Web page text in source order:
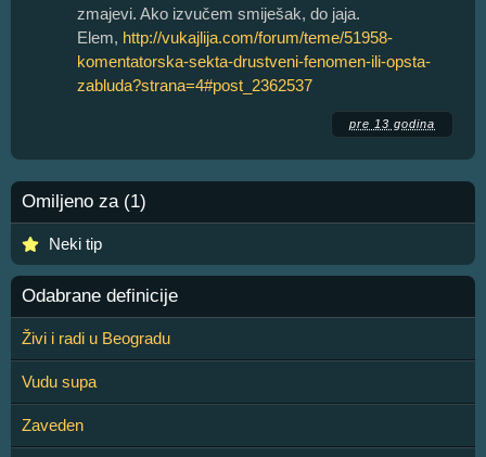
zmajevi. Ako izvučem smiješak, do jaja.
Elem, http://vukajlija.com/forum/teme/51958-
komentatorska-sekta-drustveni-fenomen-ili-opsta-
zabluda?strana=4#post_2362537
pre 13 godina
Omiljeno za (1)
Neki tip
Odabrane definicije
Živi i radi u Beogradu
Vudu supa
Zaveden